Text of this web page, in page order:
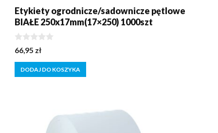
Etykiety ogrodnicze/sadownicze pętlowe
BIAŁE 250x17mm(17×250) 1000szt
0
z
5
66,95 zł
DODAJ DO KOSZYKA